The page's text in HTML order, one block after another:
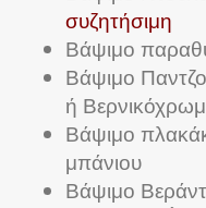
συζητήσιμη
Βάψιμο
Βάψιμο
ή
Βάψιμο
μπάνιου
Βάψιμο